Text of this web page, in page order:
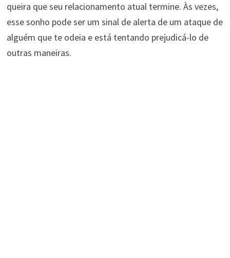
queira que seu relacionamento atual termine. Às vezes,
esse sonho pode ser um sinal de alerta de um ataque de
alguém que te odeia e está tentando prejudicá-lo de
outras maneiras.